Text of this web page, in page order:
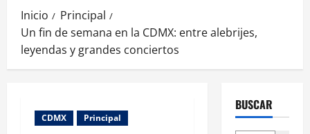
Inicio
Principal
Un fin de semana en la CDMX: entre alebrijes,
leyendas y grandes conciertos
CDMX Principal
BUSCAR